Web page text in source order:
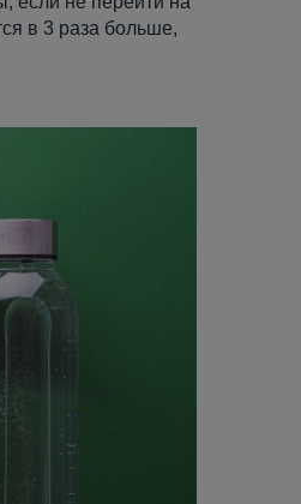
в 3 раза больше,